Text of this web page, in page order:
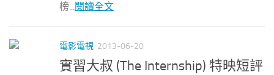
榜...閱讀全文
電影電視 2013-06-20
實習大叔 (The Internship) 特映短評